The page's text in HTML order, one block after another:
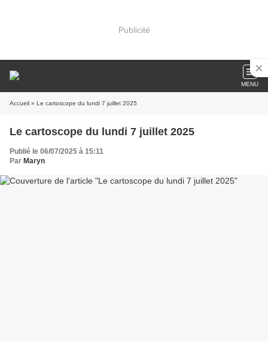
Publicité
MENU
Accueil » Le cartoscope du lundi 7 juillet 2025
Le cartoscope du lundi 7 juillet 2025
Publié le 06/07/2025 à 15:11
Par Maryn